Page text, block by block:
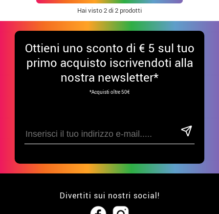
Hai visto2di 2 prodotti
Ottieni uno sconto di € 5 sul tuo
primo acquisto iscrivendoti alla
nostra newsletter*
*Acquisti oltre 50€
Divertiti sui nostri social!